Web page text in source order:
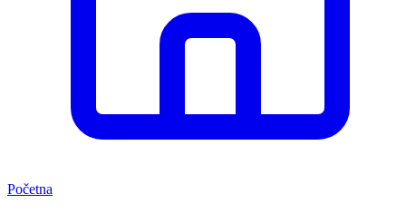
Početna